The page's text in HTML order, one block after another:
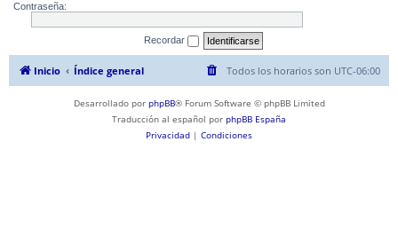
Contraseña:
Recordar
Inicio Índice general Todos los horarios son UTC-06:00
Desarrollado por phpBB® Forum Software © phpBB Limited
Traducción al español por phpBB España
Privacidad | Condiciones